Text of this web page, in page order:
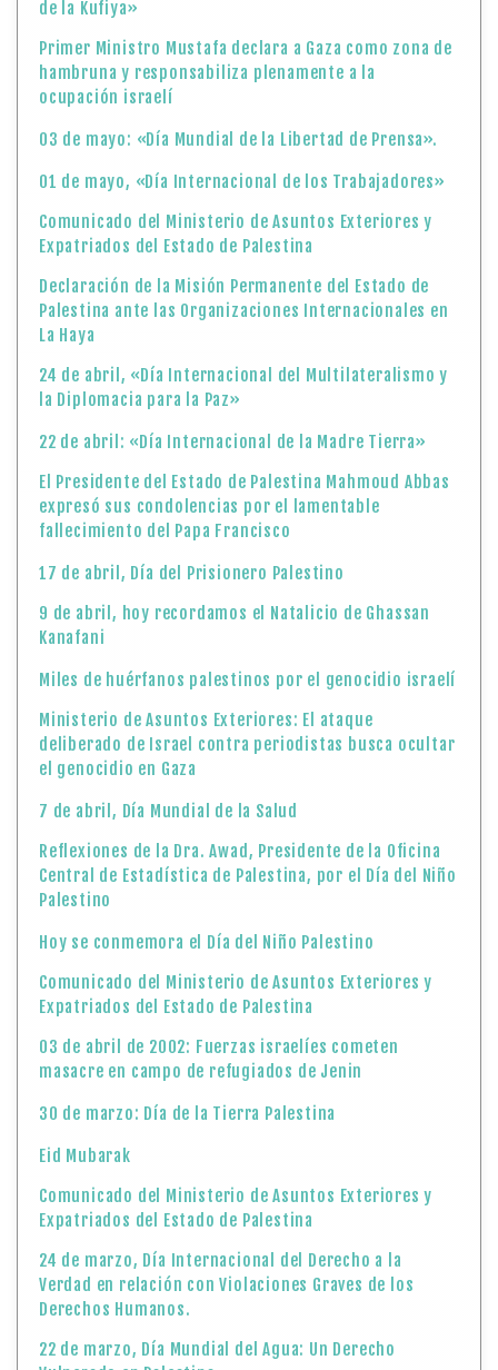
de la Kufiya»
Primer Ministro Mustafa declara a Gaza como zona de
hambruna y responsabiliza plenamente a la
ocupación israelí
03 de mayo: «Día Mundial de la Libertad de Prensa».
01 de mayo, «Día Internacional de los Trabajadores»
Comunicado del Ministerio de Asuntos Exteriores y
Expatriados del Estado de Palestina
Declaración de la Misión Permanente del Estado de
Palestina ante las Organizaciones Internacionales en
La Haya
24 de abril, «Día Internacional del Multilateralismo y
la Diplomacia para la Paz»
22 de abril: «Día Internacional de la Madre Tierra»
El Presidente del Estado de Palestina Mahmoud Abbas
expresó sus condolencias por el lamentable
fallecimiento del Papa Francisco
17 de abril, Día del Prisionero Palestino
9 de abril, hoy recordamos el Natalicio de Ghassan
Kanafani
Miles de huérfanos palestinos por el genocidio israelí
Ministerio de Asuntos Exteriores: El ataque
deliberado de Israel contra periodistas busca ocultar
el genocidio en Gaza
7 de abril, Día Mundial de la Salud
Reflexiones de la Dra. Awad, Presidente de la Oficina
Central de Estadística de Palestina, por el Día del Niño
Palestino
Hoy se conmemora el Día del Niño Palestino
Comunicado del Ministerio de Asuntos Exteriores y
Expatriados del Estado de Palestina
03 de abril de 2002: Fuerzas israelíes cometen
masacre en campo de refugiados de Jenin
30 de marzo: Día de la Tierra Palestina
Eid Mubarak
Comunicado del Ministerio de Asuntos Exteriores y
Expatriados del Estado de Palestina
24 de marzo, Día Internacional del Derecho a la
Verdad en relación con Violaciones Graves de los
Derechos Humanos.
22 de marzo, Día Mundial del Agua: Un Derecho